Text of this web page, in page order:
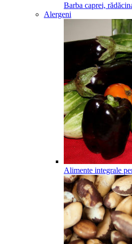
Barba caprei,
Alergeni
Alimente integrale